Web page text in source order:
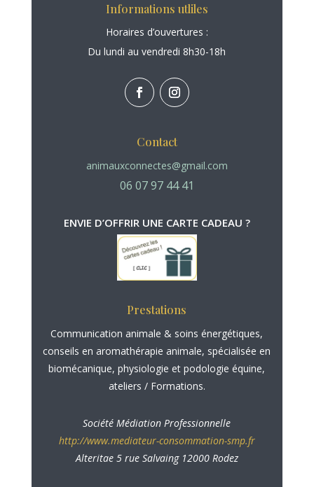
Informations utliles
Horaires d’ouvertures :
Du lundi au vendredi 8h30-18h
Contact
animauxconnectes@gmail.com
06 07 97 44 41
ENVIE D’OFFRIR UNE CARTE CADEAU ?
Prestations
Communication animale & soins énergétiques,
conseils enaromathérapie animale, spécialisée en
biomécanique, physiologie et podologie équine,
ateliers / Formations.
Société Médiation Professionnelle
http://www.mediateur-consommation-smp.fr
Alteritae 5 rue Salvaing 12000 Rodez